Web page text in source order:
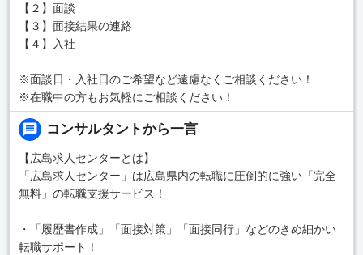
【２】面談
【３】面接結果の連絡
【４】入社
※面談日・入社日のご希望など遠慮なくご相談ください！
※在職中の方もお気軽にご相談ください！
コンサルタントから一言
【広島求人センターとは】
「広島求人センター」は広島県内の転職に圧倒的に強い「完全
無料」の転職支援サービス！
・「履歴書作成」「面接対策」「面接同行」などのきめ細かい
転職サポート！